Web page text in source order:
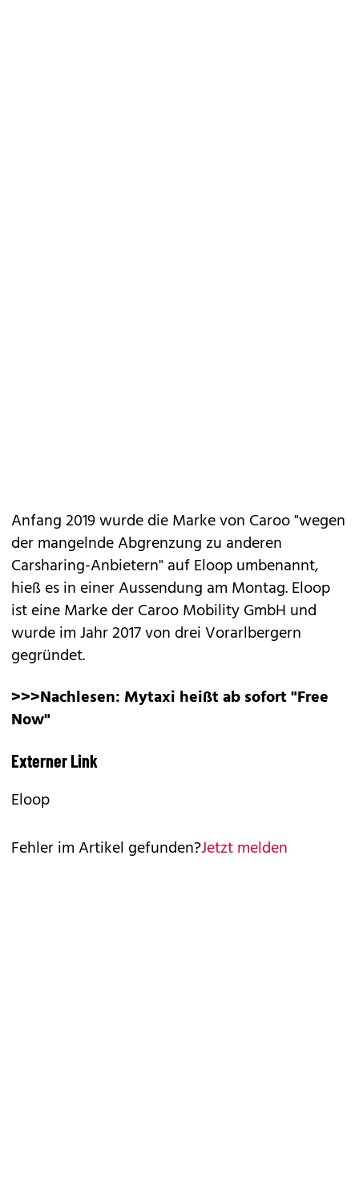
Anfang 2019 wurde die Marke von Caroo "wegen
der mangelnde Abgrenzung zu anderen
Carsharing-Anbietern" auf Eloop umbenannt,
hieß es in einer Aussendung am Montag. Eloop
ist eine Marke der Caroo Mobility GmbH und
wurde im Jahr 2017 von drei Vorarlbergern
gegründet.
>>>Nachlesen: Mytaxi heißt ab sofort "Free
Now"
Externer Link
Eloop
Fehler im Artikel gefunden?Jetzt melden